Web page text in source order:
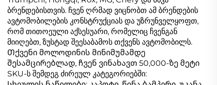
ბრენდებისთვის. ჩვენ ღრმად ვიცნობთ ამ ბრენდების
ავტომობილების კონსტრუქციას და უზრუნველყოფთ,
რომ თითოეული აქსესუარი, რომელიც ჩვენგან
მიიღებთ, ზუსტად შეესაბამოს თქვენს ავტომობილს.
Თქვენი მოლოდინის მინიმუმამდე
შესამცირებლად, ჩვენ ვინახავთ 50,000-ზე მეტი
SKU-ს შემდეგ ძირეულ კატეგორიებში: